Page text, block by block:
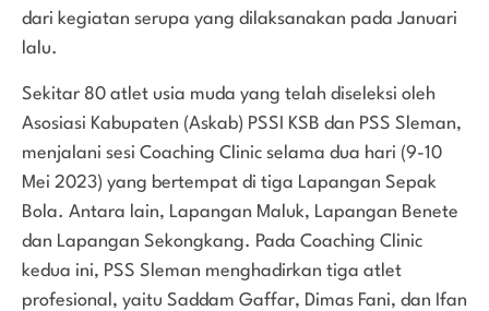
dari kegiatan serupa yang dilaksanakan pada Januari
lalu.
Sekitar 80 atlet usia muda yang telah diseleksi oleh
Asosiasi Kabupaten (Askab) PSSI KSB dan PSS Sleman,
menjalani sesi Coaching Clinic selama dua hari (9-10
Mei 2023) yang bertempat di tiga Lapangan Sepak
Bola. Antara lain, Lapangan Maluk, Lapangan Benete
dan Lapangan Sekongkang. Pada Coaching Clinic
kedua ini, PSS Sleman menghadirkan tiga atlet
profesional, yaitu Saddam Gaffar, Dimas Fani, dan Ifan